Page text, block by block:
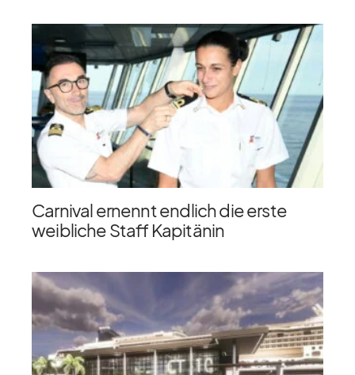
Carnival ernennt endlich die erste
weibliche Staff Kapitänin